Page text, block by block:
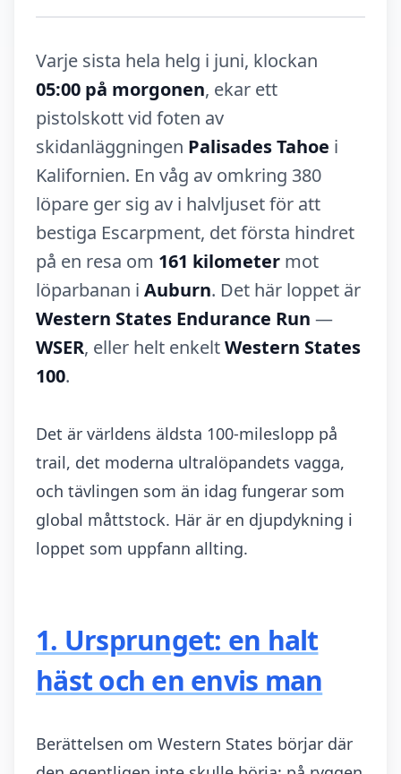
Varje sista hela helg i juni, klockan
05:00 på morgonen, ekar ett
pistolskott vid foten av
skidanläggningen Palisades Tahoe i
Kalifornien. En våg av omkring 380
löpare ger sig av i halvljuset för att
bestiga Escarpment, det första hindret
på en resa om 161 kilometer mot
löparbanan i Auburn. Det här loppet är
Western States Endurance Run —
WSER, eller helt enkeltWestern States
100.
Det är världens äldsta 100-mileslopp på
trail, det moderna ultralöpandets vagga,
och tävlingen som än idag fungerar som
global måttstock. Här är en djupdykning i
loppet som uppfann allting.
1. Ursprunget: en halt
häst och en envis man
Berättelsen om Western States börjar där